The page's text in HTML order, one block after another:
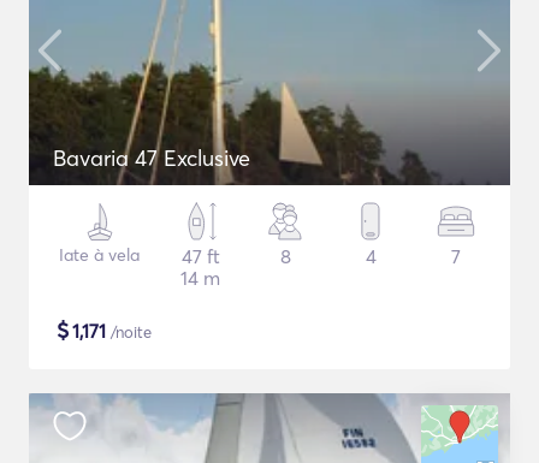
Bavaria 47 Exclusive
Iate à vela
47 ft
14 m
8 4 7
$1,171 /noite